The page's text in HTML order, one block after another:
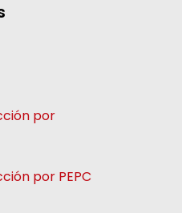
por
por PEPC